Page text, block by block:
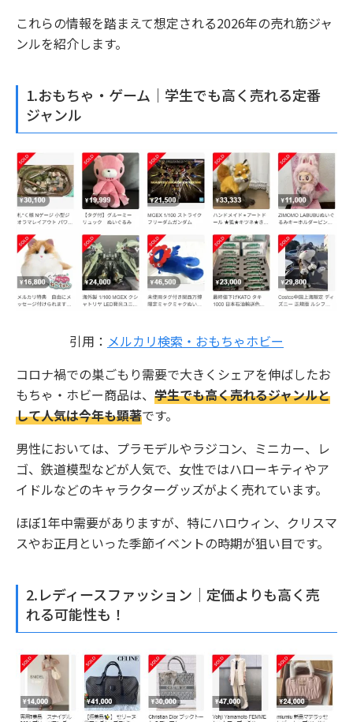
これらの情報を踏まえて想定される2026年の売れ筋ジャ
ンルを紹介します。
1.おもちゃ・ゲーム｜学生でも高く売れる定番
ジャンル
引用： メルカリ検索・おもちゃホビー
コロナ禍での巣ごもり需要で大きくシェアを伸ばしたお
もちゃ・ホビー商品は、 学生でも高く売れるジャンルと
して人気は今年も顕著です。
男性においては、プラモデルやラジコン、ミニカー、レ
ゴ、鉄道模型などが人気で、女性ではハローキティやア
イドルなどのキャラクターグッズがよく売れています。
ほぼ1年中需要がありますが、特にハロウィン、クリスマ
スやお正月といった季節イベントの時期が狙い目です。
2.レディースファッション｜定価よりも高く売
れる可能性も！